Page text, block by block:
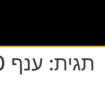
תגית: ענף 100